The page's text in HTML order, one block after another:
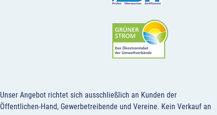
Unser Angebot richtet sich ausschließlich an Kunden der
Öffentlichen-Hand, Gewerbetreibende und Vereine. Kein Verkauf an